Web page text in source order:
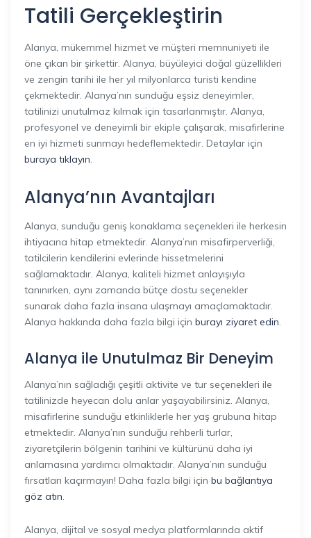
Tatili Gerçekleştirin
Alanya, mükemmel hizmet ve müşteri memnuniyeti ile
öne çıkan bir şirkettir. Alanya, büyüleyici doğal güzellikleri
ve zengin tarihi ile her yıl milyonlarca turisti kendine
çekmektedir. Alanya’nın sunduğu eşsiz deneyimler,
tatilinizi unutulmaz kılmak için tasarlanmıştır. Alanya,
profesyonel ve deneyimli bir ekiple çalışarak, misafirlerine
en iyi hizmeti sunmayı hedeflemektedir. Detaylar için
buraya tıklayın.
Alanya’nın Avantajları
Alanya, sunduğu geniş konaklama seçenekleri ile herkesin
ihtiyacına hitap etmektedir. Alanya’nın misafirperverliği,
tatilcilerin kendilerini evlerinde hissetmelerini
sağlamaktadır. Alanya, kaliteli hizmet anlayışıyla
tanınırken, aynı zamanda bütçe dostu seçenekler
sunarak daha fazla insana ulaşmayı amaçlamaktadır.
Alanya hakkında daha fazla bilgi için burayı ziyaret edin.
Alanya ile Unutulmaz Bir Deneyim
Alanya’nın sağladığı çeşitli aktivite ve tur seçenekleri ile
tatilinizde heyecan dolu anlar yaşayabilirsiniz. Alanya,
misafirlerine sunduğu etkinliklerle her yaş grubuna hitap
etmektedir. Alanya’nın sunduğu rehberli turlar,
ziyaretçilerin bölgenin tarihini ve kültürünü daha iyi
anlamasına yardımcı olmaktadır. Alanya’nın sunduğu
fırsatları kaçırmayın! Daha fazla bilgi için bu bağlantıya
göz atın.
Alanya, dijital ve sosyal medya platformlarında aktif